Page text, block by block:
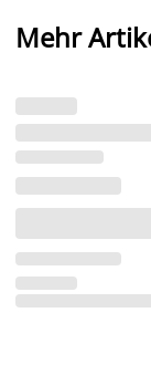
Mehr